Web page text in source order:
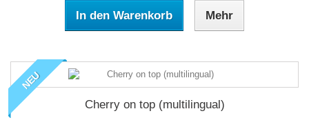
In den Warenkorb Mehr
NEU
Cherry on top (multilingual)